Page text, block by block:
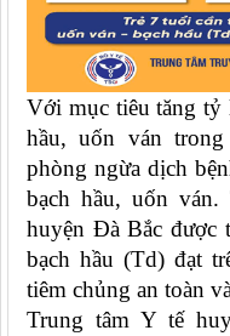
Với mục tiêu tăng tỷ
hầu, uốn ván
phòng ngừa dịch
bạch hầu, uốn
huyện Đà Bắc được
bạch hầu (Td) đạt
tiêm chủng an toàn
Trung tâm Y tế